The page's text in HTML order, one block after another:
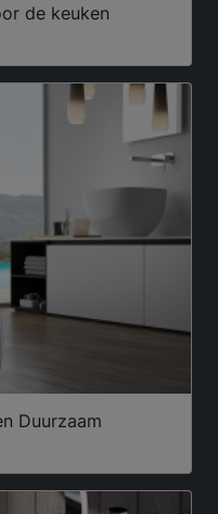
de keuken
Duurzaam